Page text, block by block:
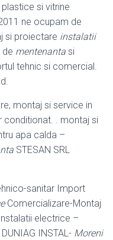
si vitrine
ne ocupam de
si proiectare instalatii
de mentenanta si
tehnic si comercial.
montaj si service in
conditionat. . montaj si
apa calda –
STESAN SRL
sanitar Import
Comercializare-Montaj
electrice –
INSTAL- Moreni